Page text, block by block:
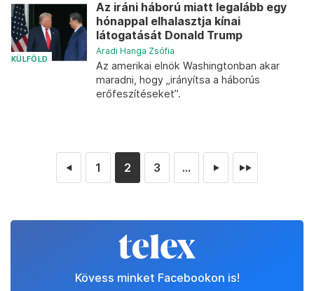
KÜLFÖLD
Az iráni háború miatt legalább egy
hónappal elhalasztja kínai
látogatását Donald Trump
Aradi Hanga Zsófia
Az amerikai elnök Washingtonban akar
maradni, hogy „irányítsa a háborús
erőfeszítéseket”.
◄ 1 2 3 ... ► ►►
Kövess minket Facebookon is!